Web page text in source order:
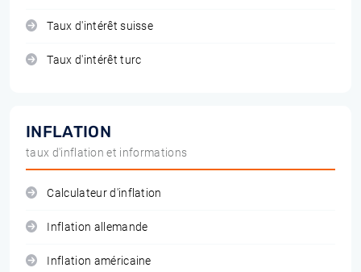
Taux d'intérêt suisse
Taux d'intérêt turc
INFLATION
taux d'inflation et informations
Calculateur d'inflation
Inflation allemande
Inflation américaine